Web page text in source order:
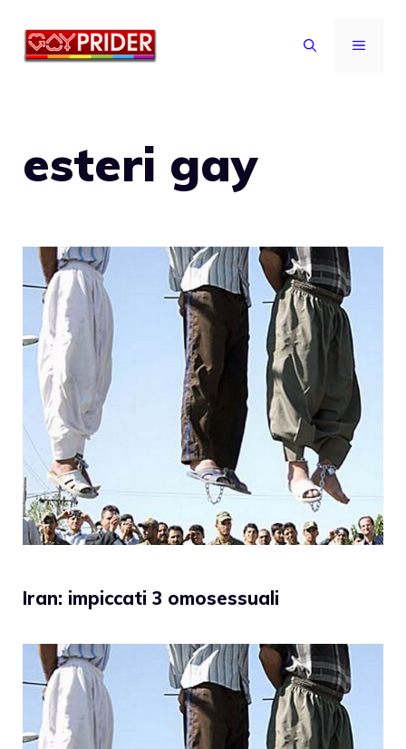
MENU
esteri gay
Iran: impiccati 3 omosessuali